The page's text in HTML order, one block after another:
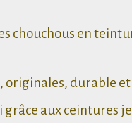
chouchous en
originales, durable
aux ceintures